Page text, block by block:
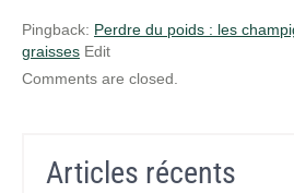
Pingback: Perdre du poids : les
graisses Edit
Comments are closed.
Articles récents